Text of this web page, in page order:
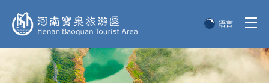
语言
English